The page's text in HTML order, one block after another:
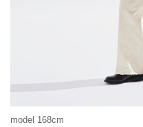
model 168cm